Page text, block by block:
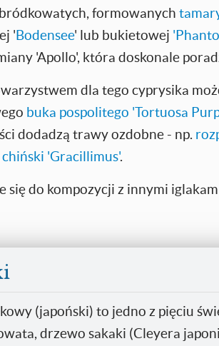
formowanych
'Bodensee' lub bukietowej
'Apollo', która doskonale
dla tego cyprysika
buka pospolitego 'Tortuosa
dodadzą trawy ozdobne - np.
'Gracillimus'.
się do kompozycji z innymi
(japoński) to jedno z pięciu
drzewo sakaki (Cleyera